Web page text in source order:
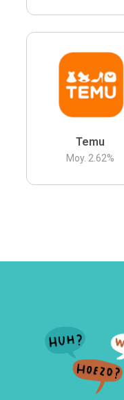
Temu
Moy. 2.62%